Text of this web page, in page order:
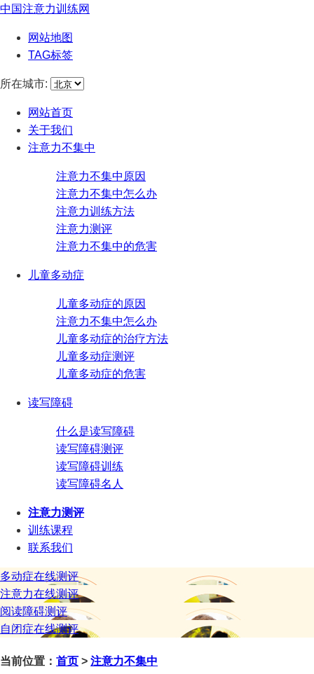
中国注意力训练网
网站地图
TAG标签
所在城市:
网站首页
关于我们
注意力不集中
注意力不集中原因
注意力不集中怎么办
注意力训练方法
注意力测评
注意力不集中的危害
儿童多动症
儿童多动症的原因
注意力不集中怎么办
儿童多动症的治疗方法
儿童多动症测评
儿童多动症的危害
读写障碍
什么是读写障碍
读写障碍测评
读写障碍训练
读写障碍名人
注意力测评
训练课程
联系我们
多动症在线测评
注意力在线测评
阅读障碍测评
自闭症在线测评
当前位置： 首页 > 注意力不集中